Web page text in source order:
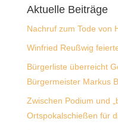
Aktuelle Beiträge
Nachruf zum Tode von
Winfried Reußwig
Bürgerliste überreicht
Bürgermeister Markus
Zwischen Podium und
Ortspokalschießen für